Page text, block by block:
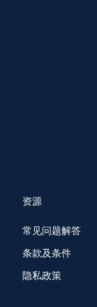
资源
常见问题解答
条款及条件
隐私政策